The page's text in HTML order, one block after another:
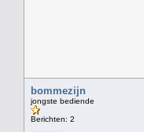
bommezijn
jongste bediende
Berichten: 2